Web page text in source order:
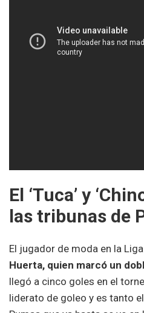
El ‘Tuca’ y
las tribunas de
El jugador de moda en la
Huerta, quien marcó un
llegó a cinco goles en el
liderato de goleo y es tanto